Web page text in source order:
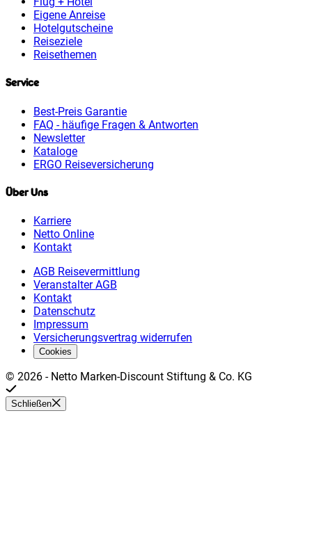
Eigene Anreise
Hotelgutscheine
Reiseziele
Reisethemen
Service
Best-Preis Garantie
FAQ - häufige Fragen & Antworten
Newsletter
Kataloge
ERGO Reiseversicherung
Über Uns
Karriere
Netto Online
Kontakt
AGB Reisevermittlung
Veranstalter AGB
Kontakt
Datenschutz
Impressum
Versicherungsvertrag widerrufen
Cookies
© 2026 - Netto Marken-Discount Stiftung & Co. KG
Schließen